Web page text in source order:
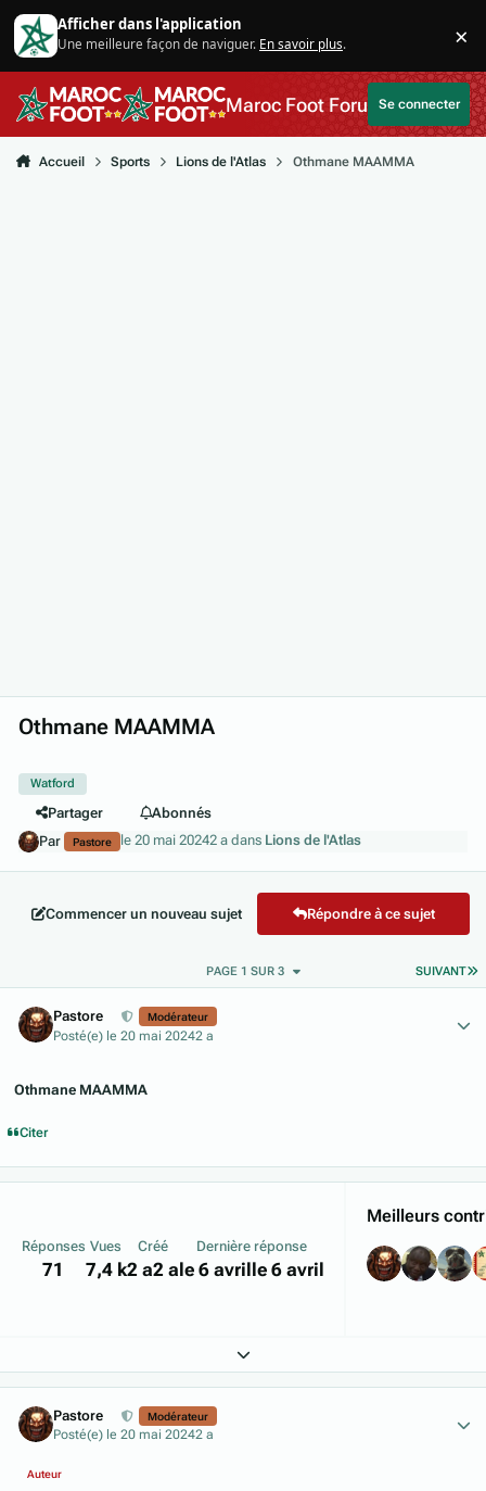
Aller au contenu
Afficher dans l'application
Une meilleure façon de naviguer. En savoir plus. ×
Maroc Foot ForumSe connecter
Accueil Sports Lions de l'Atlas Othmane MAAMMA
Othmane MAAMMA
Watford
Partager
Abonnés
Par
Pastore le 20 mai 20242 a dans Lions de l'Atlas
Commencer un nouveau sujet Répondre à ce sujet
SUIVANT
PAGE 1 SUR 3
Pastore Modérateur
Posté(e) le 20 mai 20242 a
Othmane MAAMMA
Citer
Réponses
71
Vues
7,4 k
Créé
2 a2 a
Dernière réponse
le 6 avrille 6 avril
Meilleurs
Expand topic overview
Pastore Modérateur
Posté(e) le 20 mai 20242 a
Auteur